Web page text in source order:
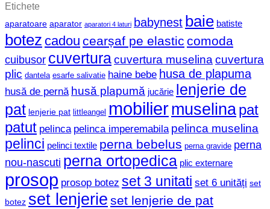
Etichete
aparatoare aparator aparatori 4 laturi babynest baie batiste
botez cadou cearșaf pe elastic comoda
cuibusor cuverturacuvertura muselina cuvertura
plic dantela esarfe salivatie haine bebe husa de plapuma
husă de pernă husă plapumă jucărie lenjerie de
pat lenjerie pat littleangel mobiliermuselinapat
patut pelinca pelinca imperemabila pelinca muselina
pelinci pelinci textile perna bebelus perna gravide perna
nou-nascuti perna ortopedica plic externare
prosop prosop botez set 3 unitati set 6 unități set
botez set lenjerie set lenjerie de pat